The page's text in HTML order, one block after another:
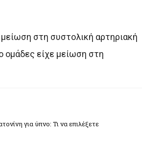
στη συστολική αρτηριακή
ομάδες είχε μείωση στη
για ύπνο: Τι να επιλέξετε